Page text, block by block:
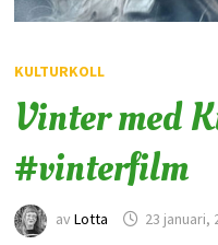
KULTURKOLL
Vinter med
#vinterfilm
av Lotta 23 januari,